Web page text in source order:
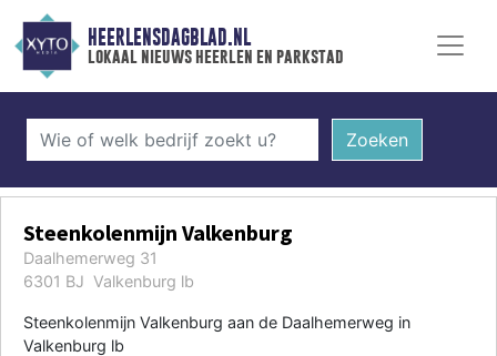
HEERLENSDAGBLAD.NL
lokaal nieuws heerlen en parkstad
Zoeken
Steenkolenmijn Valkenburg
Daalhemerweg 31
6301 BJ Valkenburg lb
Steenkolenmijn Valkenburg aan de Daalhemerweg in
Valkenburg lb